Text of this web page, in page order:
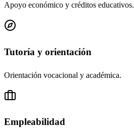
Apoyo económico y créditos educativos.
Tutoría y orientación
Orientación vocacional y académica.
Empleabilidad